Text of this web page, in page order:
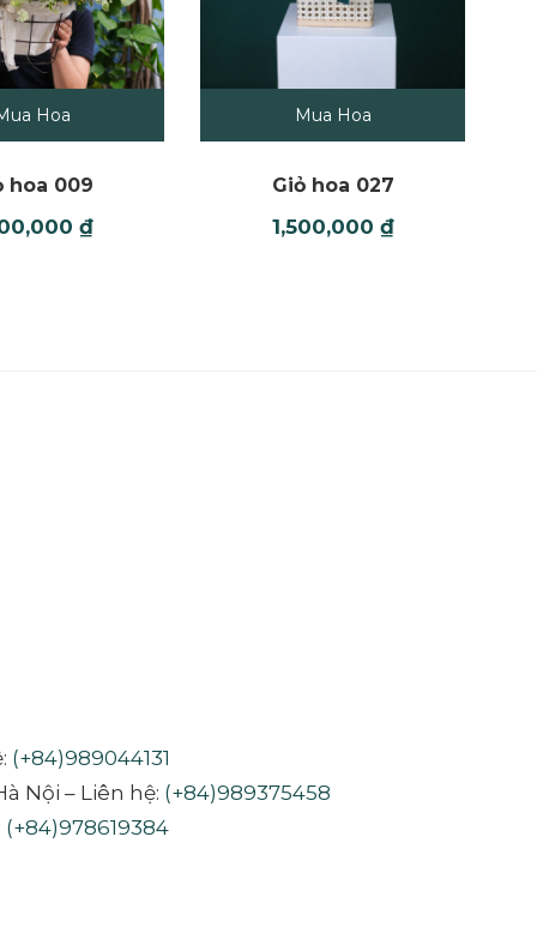
Hoa
hoa 009
₫
Mua Hoa
Giỏ hoa 027
1,500,000 ₫
(+84)989044131
Nội – Liên hệ: (+84)989375458
(+84)978619384